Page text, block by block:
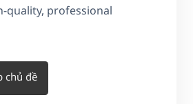
quality, professional
chủ đề